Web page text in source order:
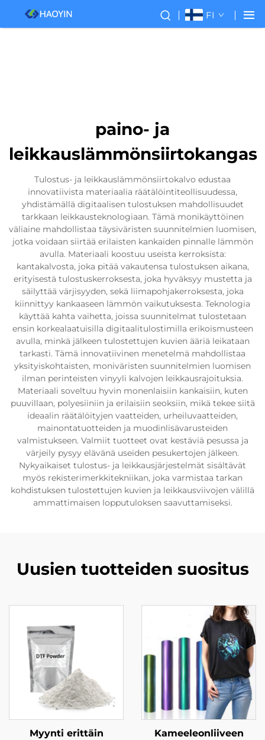
FI
paino- ja
leikkauslämmönsiirtokangas
Tulostus- ja leikkauslämmönsiirtokalvo edustaa
innovatiivista materiaalia räätälöintiteollisuudessa,
yhdistämällä digitaalisen tulostuksen mahdollisuudet
tarkkaan leikkausteknologiaan. Tämä monikäyttöinen
väliaine mahdollistaa täysiväristen suunnitelmien luomisen,
jotka voidaan siirtää erilaisten kankaiden pinnalle lämmön
avulla. Materiaali koostuu useista kerroksista:
kantakalvosta, joka pitää vakautensa tulostuksen aikana,
erityisestä tulostuskerroksesta, joka hyväksyy mustetta ja
säilyttää värjisyyden, sekä liimapohjakerroksesta, joka
kiinnittyy kankaaseen lämmön vaikutuksesta. Teknologia
käyttää kahta vaihetta, joissa suunnitelmat tulostetaan
ensin korkealaatuisilla digitaalitulostimilla erikoismusteen
avulla, minkä jälkeen tulostettujen kuvien ääriä leikataan
tarkasti. Tämä innovatiivinen menetelmä mahdollistaa
yksityiskohtaisten, moniväristen suunnitelmien luomisen
ilman perinteisten vinyyli kalvojen leikkausrajoituksia.
Materiaali soveltuu hyvin monenlaisiin kankaisiin, kuten
puuvillaan, polyesiiniin ja erilaisiin seoksiin, mikä tekee siitä
ideaalin räätälöityjen vaatteiden, urheiluvaatteiden,
mainontatuotteiden ja muodinlisävarusteiden
valmistukseen. Valmiit tuotteet ovat kestäviä pesussa ja
värjeily pysyy elävänä useiden pesukertojen jälkeen.
Nykyaikaiset tulostus- ja leikkausjärjestelmät sisältävät
myös rekisterimerkkitekniikan, joka varmistaa tarkan
kohdistuksen tulostettujen kuvien ja leikkausviivojen välillä
ammattimaisen lopputuloksen saavuttamiseksi.
Uusien tuotteiden suositus
Myynti erittäin
Kameeleonliiveen